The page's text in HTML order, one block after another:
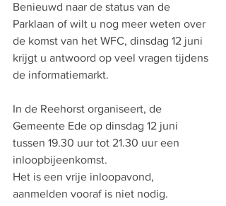
Benieuwd naar de status van de
Parklaan of wilt u nog meer weten over
de komst van het WFC, dinsdag 12 juni
krijgt u antwoord op veel vragen tijdens
de informatiemarkt.
In de Reehorst organiseert, de
Gemeente Ede op dinsdag 12 juni
tussen 19.30 uur tot 21.30 uur een
inloopbijeenkomst.
Het is een vrije inloopavond,
aanmelden vooraf is niet nodig.